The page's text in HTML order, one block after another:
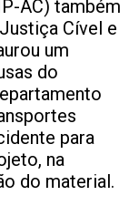
AC) também
Cível e
um
do
para
na
do material.